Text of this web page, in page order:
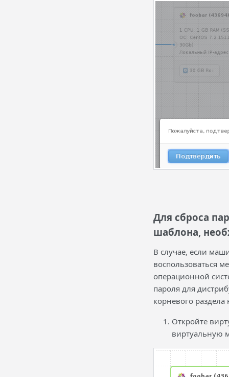
Для сброса
шаблона,
В случае, если
воспользоваться
операционной
пароля для
корневого раздела
Откройте
виртуальную